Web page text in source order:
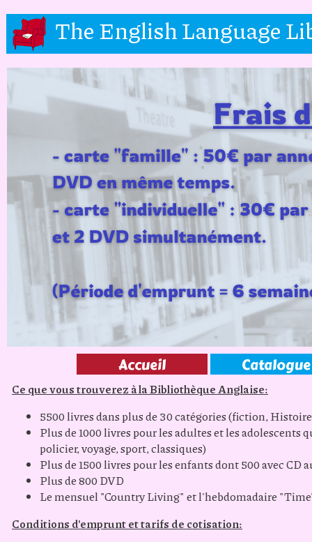
The English Language
Accueil Catalogue
Ce que vous trouverez à la Bibliothèque Anglaise:
5500 livres dans plus de 30 catégories (fiction,
Plus de 1000 livres pour les adultes et les
policier, voyage, sport, classiques)
Plus de 1500 livres pour les enfants dont 500 avec
Plus de 800 DVD
Le mensuel "Country Living" et l'hebdomadaire
Conditions d'emprunt et tarifs de cotisation: